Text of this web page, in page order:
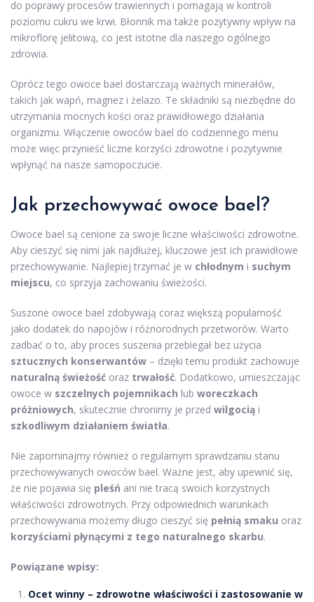
do poprawy procesów trawiennych i pomagają w kontroli
poziomu cukru we krwi. Błonnik ma także pozytywny wpływ na
mikroflorę jelitową, co jest istotne dla naszego ogólnego
zdrowia.
Oprócz tego owoce bael dostarczają ważnych minerałów,
takich jak wapń, magnez i żelazo. Te składniki są niezbędne do
utrzymania mocnych kości oraz prawidłowego działania
organizmu. Włączenie owoców bael do codziennego menu
może więc przynieść liczne korzyści zdrowotne i pozytywnie
wpłynąć na nasze samopoczucie.
Jak przechowywać owoce bael?
Owoce bael są cenione za swoje liczne właściwości zdrowotne.
Aby cieszyć się nimi jak najdłużej, kluczowe jest ich prawidłowe
przechowywanie. Najlepiej trzymać je w chłodnym i suchym
miejscu, co sprzyja zachowaniu świeżości.
Suszone owoce bael zdobywają coraz większą popularność
jako dodatek do napojów i różnorodnych przetworów. Warto
zadbać o to, aby proces suszenia przebiegał bez użycia
sztucznych konserwantów – dzięki temu produkt zachowuje
naturalną świeżość oraz trwałość. Dodatkowo, umieszczając
owoce w szczelnych pojemnikach lub woreczkach
próżniowych, skutecznie chronimy je przed wilgocią i
szkodliwym działaniem światła.
Nie zapominajmy również o regularnym sprawdzaniu stanu
przechowywanych owoców bael. Ważne jest, aby upewnić się,
że nie pojawia się pleśń ani nie tracą swoich korzystnych
właściwości zdrowotnych. Przy odpowiednich warunkach
przechowywania możemy długo cieszyć się pełnią smaku oraz
korzyściami płynącymi z tego naturalnego skarbu.
Powiązane wpisy:
Ocet winny – zdrowotne właściwości i zastosowanie w